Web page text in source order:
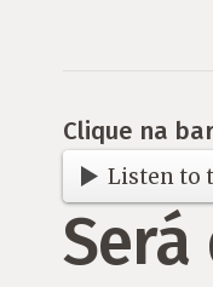
Clique na
Listen to
Será